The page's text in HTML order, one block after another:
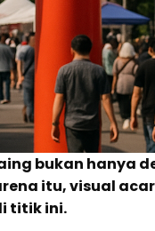
bukan hanya
itu, visual
titik ini.